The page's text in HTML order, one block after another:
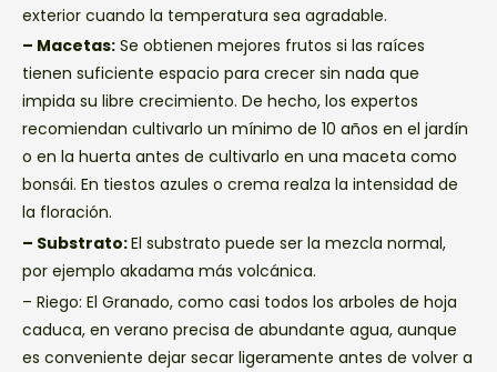
exterior cuando la temperatura sea agradable.
– Macetas: Se obtienen mejores frutos si las raíces
tienen suficiente espacio para crecer sin nada que
impida su libre crecimiento. De hecho, los expertos
recomiendan cultivarlo un mínimo de 10 años en el jardín
o en la huerta antes de cultivarlo en una maceta como
bonsái. En tiestos azules o crema realza la intensidad de
la floración.
– Substrato:El substrato puede ser la mezcla normal,
por ejemplo akadama más volcánica.
– Riego: El Granado, como casi todos los arboles de hoja
caduca, en verano precisa de abundante agua, aunque
es conveniente dejar secar ligeramente antes de volver a